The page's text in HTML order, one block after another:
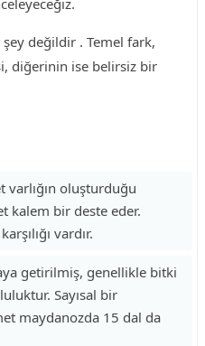
şey değildir . Temel fark,
diğerinin ise belirsiz bir
varlığın oluşturduğu
kalem bir deste eder.
vardır.
getirilmiş, genellikle bitki
Sayısal bir
maydanozda 15 dal da